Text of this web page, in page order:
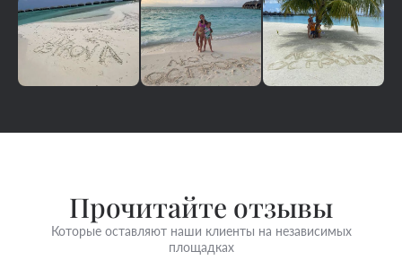
Прочитайте отзывы
Которые оставляют наши клиенты на независимых
площадках